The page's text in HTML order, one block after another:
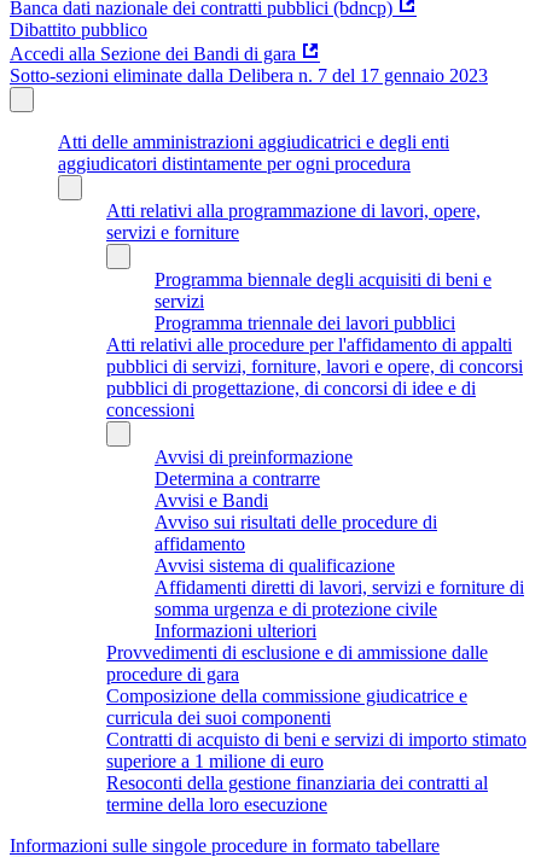
Banca dati nazionale dei contratti pubblici (bdncp)
Dibattito pubblico
Accedi alla Sezione dei Bandi di gara
Sotto-sezioni eliminate dalla Delibera n. 7 del 17 gennaio 2023
Atti delle amministrazioni aggiudicatrici e degli enti
aggiudicatori distintamente per ogni procedura
Atti relativi alla programmazione di lavori, opere,
servizi e forniture
Programma biennale degli acquisiti di beni e
servizi
Programma triennale dei lavori pubblici
Atti relativi alle procedure per l'affidamento di appalti
pubblici di servizi, forniture, lavori e opere, di concorsi
pubblici di progettazione, di concorsi di idee e di
concessioni
Avvisi di preinformazione
Determina a contrarre
Avvisi e Bandi
Avviso sui risultati delle procedure di
affidamento
Avvisi sistema di qualificazione
Affidamenti diretti di lavori, servizi e forniture di
somma urgenza e di protezione civile
Informazioni ulteriori
Provvedimenti di esclusione e di ammissione dalle
procedure di gara
Composizione della commissione giudicatrice e
curricula dei suoi componenti
Contratti di acquisto di beni e servizi di importo stimato
superiore a 1 milione di euro
Resoconti della gestione finanziaria dei contratti al
termine della loro esecuzione
Informazioni sulle singole procedure in formato tabellare